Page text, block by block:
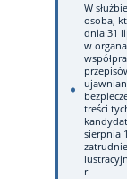
W
osoba,
dnia 31
w
treści
sierpnia
r.